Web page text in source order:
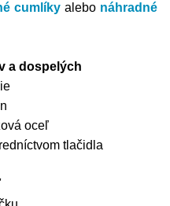
cumlíkyalebo náhradné
a dospelých
oceľ
tlačidla